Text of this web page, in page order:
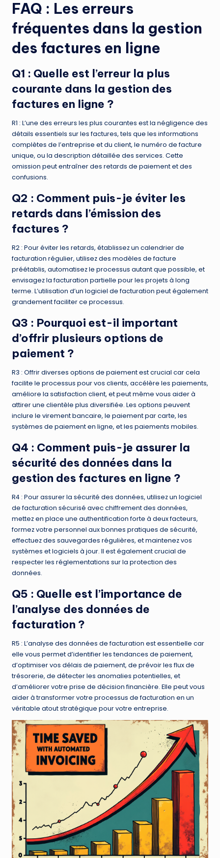
FAQ : Les erreurs
fréquentes dans la gestion
des factures en ligne
Q1 : Quelle est l’erreur la plus
courante dans la gestion des
factures en ligne ?
R1 : L’une des erreurs les plus courantes est la négligence des
détails essentiels sur les factures, tels que les informations
complètes de l’entreprise et du client, le numéro de facture
unique, ou la description détaillée des services. Cette
omission peut entraîner des retards de paiement et des
confusions.
Q2 : Comment puis-je éviter les
retards dans l’émission des
factures ?
R2 : Pour éviter les retards, établissez un calendrier de
facturation régulier, utilisez des modèles de facture
préétablis, automatisez le processus autant que possible, et
envisagez la facturation partielle pour les projets à long
terme. L’utilisation d’un logiciel de facturation peut également
grandement faciliter ce processus.
Q3 : Pourquoi est-il important
d’offrir plusieurs options de
paiement ?
R3 : Offrir diverses options de paiement est crucial car cela
facilite le processus pour vos clients, accélère les paiements,
améliore la satisfaction client, et peut même vous aider à
attirer une clientèle plus diversifiée. Les options peuvent
inclure le virement bancaire, le paiement par carte, les
systèmes de paiement en ligne, et les paiements mobiles.
Q4 : Comment puis-je assurer la
sécurité des données dans la
gestion des factures en ligne ?
R4 : Pour assurer la sécurité des données, utilisez un logiciel
de facturation sécurisé avec chiffrement des données,
mettez en place une authentification forte à deux facteurs,
formez votre personnel aux bonnes pratiques de sécurité,
effectuez des sauvegardes régulières, et maintenez vos
systèmes et logiciels à jour. Il est également crucial de
respecter les réglementations sur la protection des
données.
Q5 : Quelle est l’importance de
l’analyse des données de
facturation ?
R5 : L’analyse des données de facturation est essentielle car
elle vous permet d’identifier les tendances de paiement,
d’optimiser vos délais de paiement, de prévoir les flux de
trésorerie, de détecter les anomalies potentielles, et
d’améliorer votre prise de décision financière. Elle peut vous
aider à transformer votre processus de facturation en un
véritable atout stratégique pour votre entreprise.